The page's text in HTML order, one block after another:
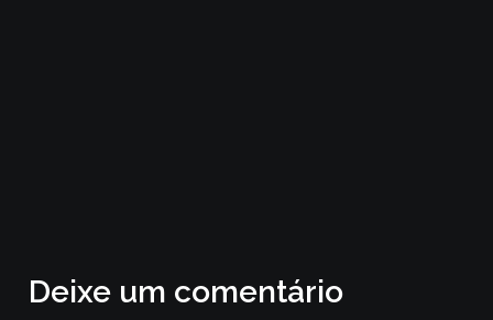
Deixe um comentário